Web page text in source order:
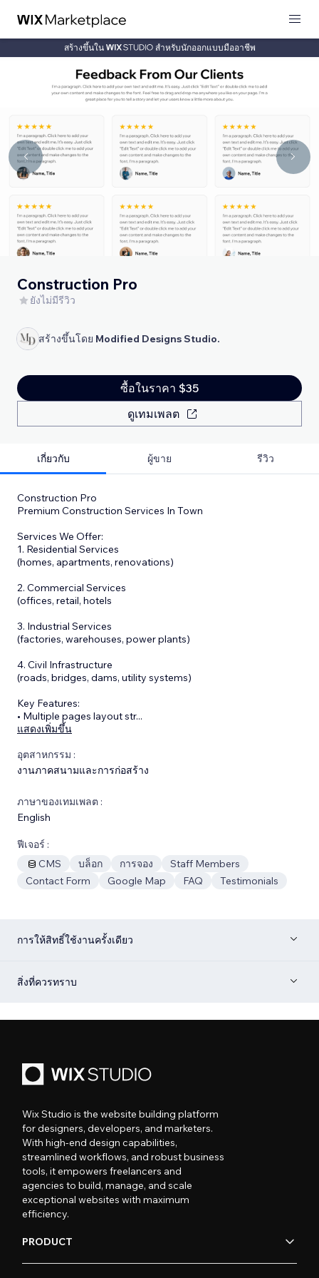
สร้างขึ้นใน สำหรับนักออกแบบมืออาชีพ
Construction Pro
ยังไม่มีรีวิว
สร้างขึ้นโดย Modified Designs Studio.
ซื้อในราคา $35
ดูเทมเพลต
เกี่ยวกับ ผู้ขาย รีวิว
Construction Pro
Premium Construction Services In Town
Services We Offer:
1. Residential Services
(homes, apartments, renovations)
2. Commercial Services
(offices, retail, hotels
3. Industrial Services
(factories, warehouses, power plants)
4. Civil Infrastructure
(roads, bridges, dams, utility systems)
Key Features:
• Multiple pages layout str...
แสดงเพิ่มขึ้น
อุตสาหกรรม :
งานภาคสนามและการก่อสร้าง
ภาษาของเทมเพลต :
English
ฟีเจอร์ :
CMS
บล็อก การจอง
Staff Members
Contact Form
Google Map FAQ Testimonials
การให้สิทธิ์ใช้งานครั้งเดียว
สิ่งที่ควรทราบ
Wix Studio is the website building platform
for designers, developers, and marketers.
With high-end design capabilities,
streamlined workflows, and robust business
tools, it empowers freelancers and
agencies to build, manage, and scale
exceptional websites with maximum
efficiency.
PRODUCT